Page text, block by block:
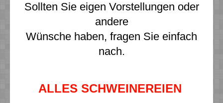
Sollten Sie eigen Vorstellungen oder
andere
Wünsche haben, fragen Sie einfach
nach.
ALLES SCHWEINEREIEN